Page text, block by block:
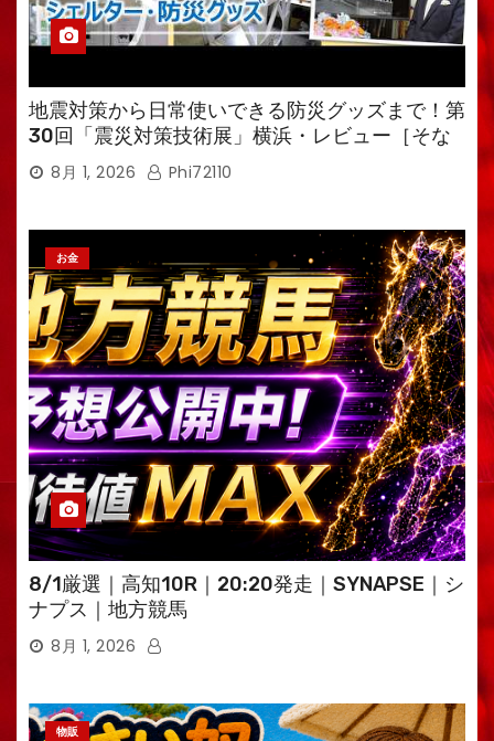
地震対策から日常使いできる防災グッズまで！第
30回「震災対策技術展」横浜・レビュー［そな
えるTV・高荷智也］
8月 1, 2026 Phi72110
お金
8/1厳選｜高知10R｜20:20発走｜SYNAPSE｜シ
ナプス｜地方競馬
8月 1, 2026
物販